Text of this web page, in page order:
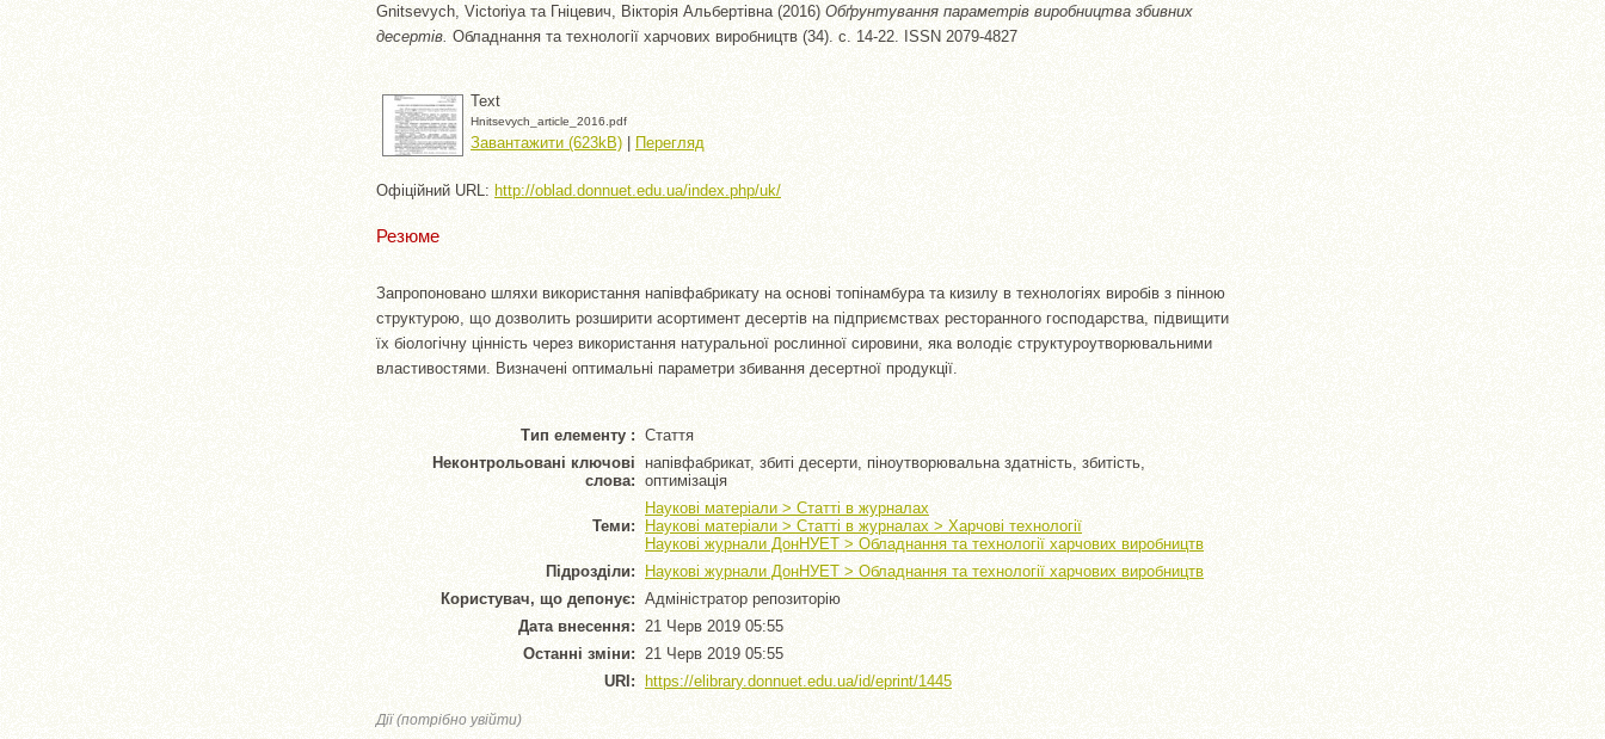
Gnitsevych, Victoriya та Гніцевич, Вікторія Альбертівна (2016) Обґрунтування параметрів виробництва збивних
десертів. Обладнання та технології харчових виробництв (34). с. 14-22. ISSN 2079-4827
Text
Hnitsevych_article_2016.pdf
Завантажити (623kB) | Перегляд
Офіційний URL: http://oblad.donnuet.edu.ua/index.php/uk/
Резюме
Запропоновано шляхи використання напівфабрикату на основі топінамбура та кизилу в технологіях виробів з пінною
структурою, що дозволить розширити асортимент десертів на підприємствах ресторанного господарства, підвищити
їх біологічну цінність через використання натуральної рослинної сировини, яка володіє структуроутворювальними
властивостями. Визначені оптимальні параметри збивання десертної продукції.
Тип елементу : Стаття
Неконтрольовані ключові
слова:
напівфабрикат, збиті десерти, піноутворювальна здатність, збитість,
оптимізація
Теми:
Наукові матеріали > Статті в журналах
Наукові матеріали > Статті в журналах > Харчові технології
Наукові журнали ДонНУЕТ > Обладнання та технології харчових виробництв
Підрозділи:
Наукові журнали ДонНУЕТ > Обладнання та технології харчових виробництв
Користувач, що депонує: Адміністратор репозиторію
Дата внесення: 21 Черв 2019 05:55
Останні зміни: 21 Черв 2019 05:55
URI:
https://elibrary.donnuet.edu.ua/id/eprint/1445
Дії (потрібно увійти)